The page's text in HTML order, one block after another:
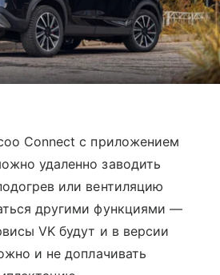
Connect с приложением
удаленно заводить
или вентиляцию
другими функциями —
VK будут и в версии
и не доплачивать